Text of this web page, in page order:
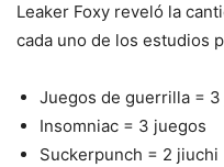
Leaker Foxy reveló la
cada uno de los estudios
Juegos de guerrilla =
Insomniac = 3 juegos
Suckerpunch = 2 jiuchi